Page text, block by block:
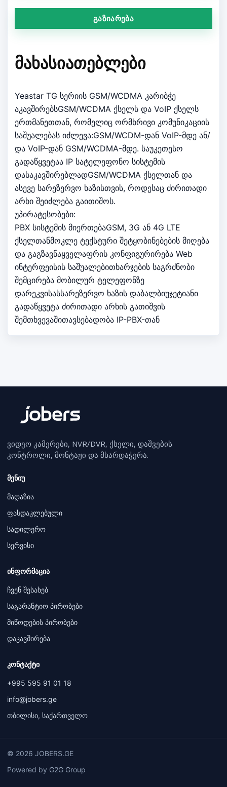
გაზიარება
ᲛᲐᲮᲐᲡᲘᲐᲗᲔᲑᲚᲔᲑᲘ
Yeastar TG სერიის GSM/WCDMA კარიბჭე
აკავშირებსGSM/WCDMA ქსელს და VoIP ქსელს
ერთმანეთთან, რომელიც ორმხრივი კომუნიკაციის
საშუალებას იძლევა:GSM/WCDM-დან VoIP-მდე ან/
და VoIP-დან GSM/WCDMA-მდე. საუკეთესო
გადაწყვეტაა IP სატელეფონო სისტემის
დასაკავშირებლადGSM/WCDMA ქსელთან და
ასევე სარეზერვო ხაზისთვის, როდესაც ძირითადი
არხი შეიძლება გაითიშოს.
უპირატესობები:
PBX სისტემის მიერთებაGSM, 3G ან 4G LTE
ქსელთანმოკლე ტექსტური შეტყობინებების მიღება
და გაგზავნაყველაფრის კონფიგურირება Web
ინტერფეისის საშუალებითხარჯების საგრძნობი
შემცირება მობილურ ტელეფონზე
დარეკვისასსარეზერვო ხაზის დაბალბიუჯეტიანი
გადაწყვეტა ძირითადი არხის გათიშვის
შემთხვევაშითავსებადობა IP-PBX-თან
ვიდეო კამერები, NVR/DVR, ქსელი, დაშვების
კონტროლი, მონტაჟი და მხარდაჭერა.
მენიუ
მაღაზია
ფასდაკლებული
სადილერო
სერვისი
ინფორმაცია
ჩვენ შესახებ
საგარანტიო პირობები
მიწოდების პირობები
დაკავშირება
კონტაქტი
+995 595 91 01 18
info@jobers.ge
თბილისი, საქართველო
© 2026 JOBERS.GE
Powered by G2G Group